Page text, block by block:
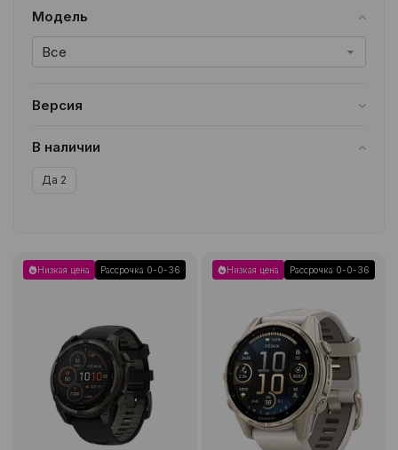
Модель
Все
Версия
Все
В наличии
Да 2
Низкая цена Рассрочка 0-0-36 Низкая цена Рассрочка 0-0-36